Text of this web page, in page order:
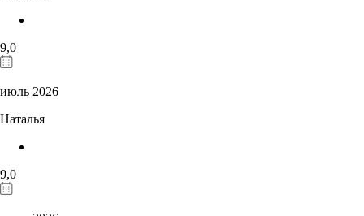
9,0
июль 2026
Наталья
9,0